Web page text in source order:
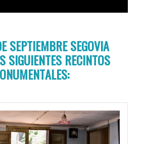
SEPTIEMBRE SEGOVIA
SIGUIENTES RECINTOS